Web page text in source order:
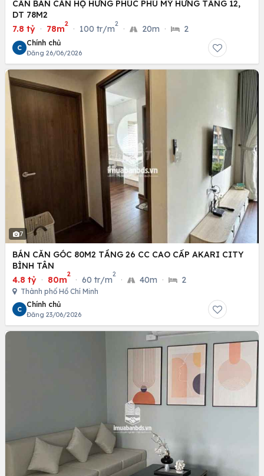
CẦN BÁN CĂN HỘ HƯNG PHÚC PHÚ MỸ HƯNG TẦNG 12,
DT 78M2
7.8 tỷ · 78m
2
· 100 tr/m
2
· 20m · 2
C
Chính chủ
Đăng 26/06/2026
7
BÁN CĂN GÓC 80M2 TẦNG 26 CC CAO CẤP AKARI CITY
BÌNH TÂN
4.8 tỷ · 80m
2
· 60 tr/m
2
· 40m · 2
Thành phố Hồ Chí Minh
C
Chính chủ
Đăng 23/06/2026